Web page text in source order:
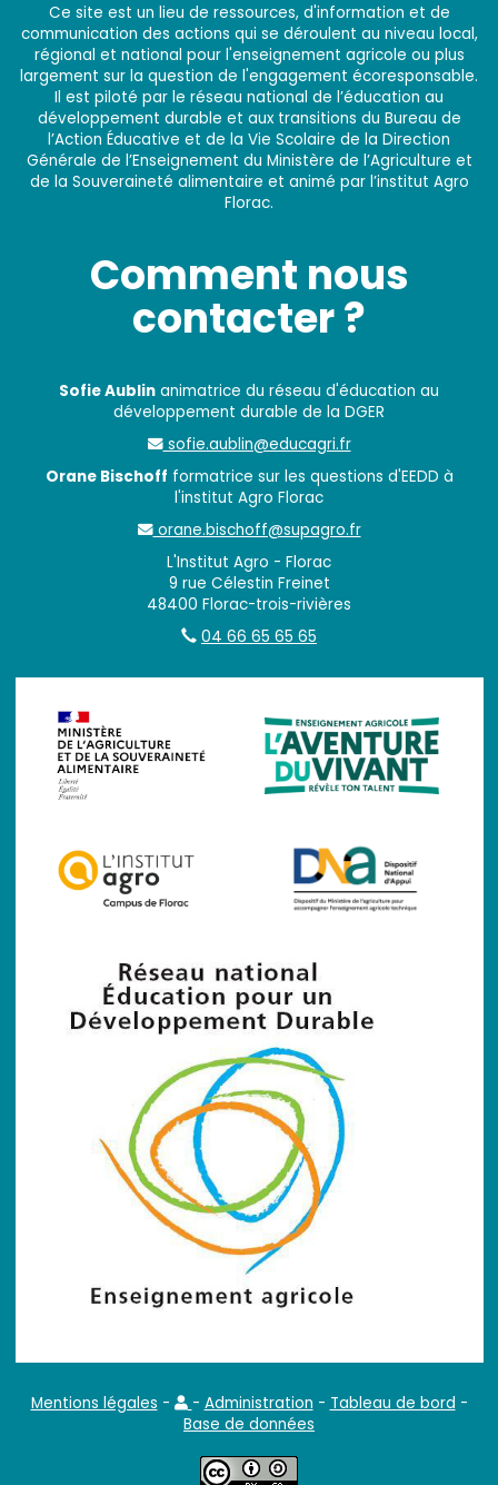
Ce site est un lieu de ressources, d'information et de
communication des actions qui se déroulent au niveau local,
régional et national pour l'enseignement agricole ou plus
largement sur la question de l'engagement écoresponsable.
Il est piloté par le réseau national de l’éducation au
développement durable et aux transitions du Bureau de
l’Action Éducative et de la Vie Scolaire de la Direction
Générale de l’Enseignement du Ministère de l’Agriculture et
de la Souveraineté alimentaire et animé par l’institut Agro
Florac.
Comment nous
contacter ?
Sofie Aublin animatrice du réseau d'éducation au
développement durable de la DGER
sofie.aublin@educagri.fr
Orane Bischoff formatrice sur les questions d'EEDD à
l'institut Agro Florac
orane.bischoff@supagro.fr
L'Institut Agro - Florac
9 rue Célestin Freinet
48400 Florac-trois-rivières
04 66 65 65 65
Mentions légales - - Administration - Tableau de bord -
Base de données